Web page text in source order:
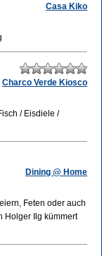
Casa Kiko
Charco Verde Kiosco
/ Eisdiele /
Dining @ Home
Feten oder auch
Holger Ilg kümmert